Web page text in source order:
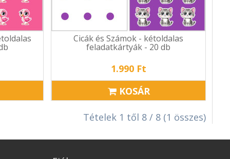
Cicák és Számok - kétoldalas
feladatkártyák - 20 db
1.990 Ft
KOSÁR
Tételek 1 től 8 / 8 (1 összes)